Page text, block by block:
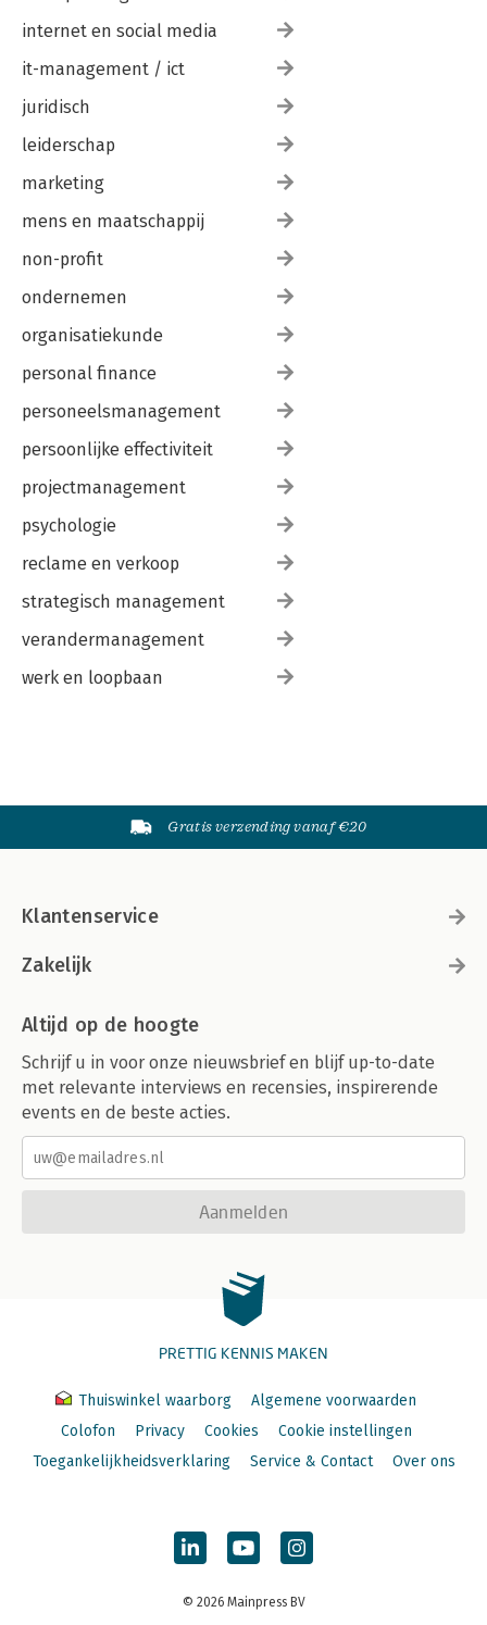
internet en social media
it-management / ict
juridisch
leiderschap
marketing
mens en maatschappij
non-profit
ondernemen
organisatiekunde
personal finance
personeelsmanagement
persoonlijke effectiviteit
projectmanagement
psychologie
reclame en verkoop
strategisch management
verandermanagement
werk en loopbaan
Gratis verzending vanaf €20
Klantenservice
Zakelijk
Altijd op de hoogte
Schrijf u in voor onze nieuwsbrief en blijf up-to-date
met relevante interviews en recensies, inspirerende
events en de beste acties.
Aanmelden
PRETTIG KENNIS MAKEN
Thuiswinkel waarborg
Algemene voorwaarden
Colofon
Privacy Cookies
Cookie instellingen
Toegankelijkheidsverklaring
Service & Contact Over ons
© 2026 Mainpress BV